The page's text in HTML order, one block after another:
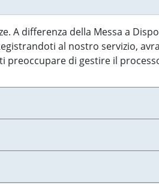
A differenza della Messa a
al nostro servizio,
di gestire il